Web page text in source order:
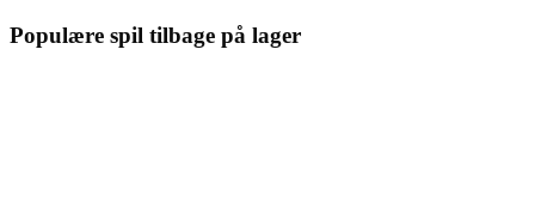
Populære spil tilbage på lager